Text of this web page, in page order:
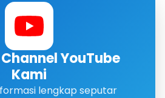
YouTube
Kami
lengkap seputar